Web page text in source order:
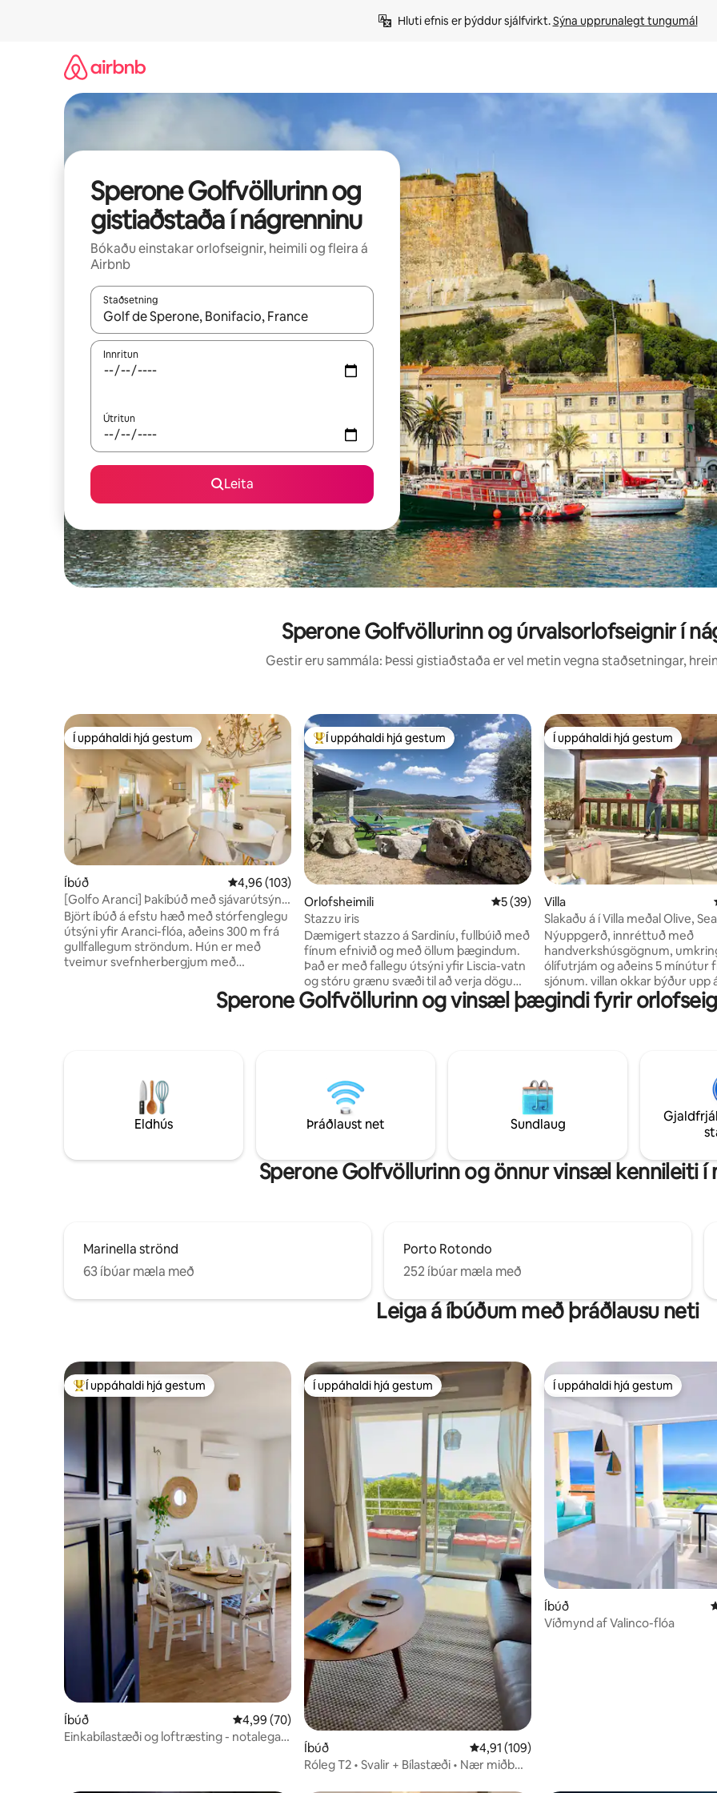
Hluti efnis er þýddur sjálfvirkt. Sýna upprunalegt tungumál
Sperone Golfvöllurinn og
gistiaðstaða í nágrenninu
Bókaðu einstakar orlofseignir, heimili og fleira á
Airbnb
Staðsetning
Þegar niðurstöður liggja fyrir skaltu nota upp og niður örvalyklana eða skoða með því að snerta eða strjúka.
Innritun
Útritun
Leita
Sperone Golfvöllurinn og úrvalsorlofseignir í
Gestir eru sammála: Þessi gistiaðstaða er vel metin vegna staðsetningar,
Í uppáhaldi hjá gestum
Í uppáhaldi hjá gestum
Íbúð 4,96 af 5 í meðaleinkunn, 103 umsagnir
4,96 (103)
[Golfo Aranci] Þakíbúð með sjávarútsýni
með A/C+verönd
Björt íbúð á efstu hæð með stórfenglegu
útsýni yfir Aranci-flóa, aðeins 300 m frá
gullfallegum ströndum. Hún er með
tveimur svefnherbergjum með
baðherbergjum, rúmgóðu stofusvæði
með fullbúnu eldhúsi og tveimur
herbergi, snjallsjónvörp og
hágæðarúmföt fylgja. Tilvalið fyrir
fjölskyldur eða pör sem leita að
þægindum og afslöngun við sjóinn.
Í mestu uppáhaldi hjá gestum
Í uppáhaldi hjá gestum
Orlofsheimili 5 af 5 í meðaleinkunn, 39 umsagnir
5 (39)
Stazzu iris
Dæmigert stazzo á Sardiníu, fullbúið með
fínum efnivið og með öllum þægindum.
Það er með fallegu útsýni yfir Liscia-vatn
og stóru grænu svæði til að verja dögum í
slökun. Það er tilvalið fyrir þá sem fara í
veiðar eða stunda íþróttir eins og kanó og
1360 metra hæð. Í 10 km fjarlægð er
Calangianus með þekkta korksafninu
sínu og gröfum risanna í Pascaredda.
Í uppáhaldi hjá gestum
Í uppáhaldi hjá gestum
Villa
Slakaðu á í Villa meðal Olive,
Private Jacuzzi
Nýuppgerð, innréttuð með
handverkshúsgögnum,
ólífutrjám og aðeins 5 mínútur
sjónum. villan okkar býður upp
nútímaleg þægindi og
sveitalegan sjarma sem er
og hentar einnig tveimur pörum.
núna til að njóta friðar og
sem þú getur endurnært þig og
algjörrar uppörvunar. Við
sjá þig!
Sperone Golfvöllurinn og vinsæl þægindi fyrir
Eldhús Þráðlaust net Sundlaug
Sperone Golfvöllurinn og önnur vinsæl kennileiti í
Marinella strönd
63 íbúar mæla með
Porto Rotondo
252 íbúar mæla með
Leiga á íbúðum með þráðlausu neti
Í mestu uppáhaldi hjá gestum
Í uppáhaldi hjá gestum
Íbúð 4,99 af 5 í meðaleinkunn, 70 umsagnir
4,99 (70)
Einkabílastæði og loftræsting - notalega
Í uppáhaldi hjá gestum
Í uppáhaldi hjá gestum
Íbúð 4,91 af 5 í meðaleinkunn, 109 umsagnir
4,91 (109)
Róleg T2 • Svalir + Bílastæði • Nær miðbæ
Í uppáhaldi hjá gestum
Í uppáhaldi hjá gestum
Íbúð
Víðmynd af Valinco-flóa